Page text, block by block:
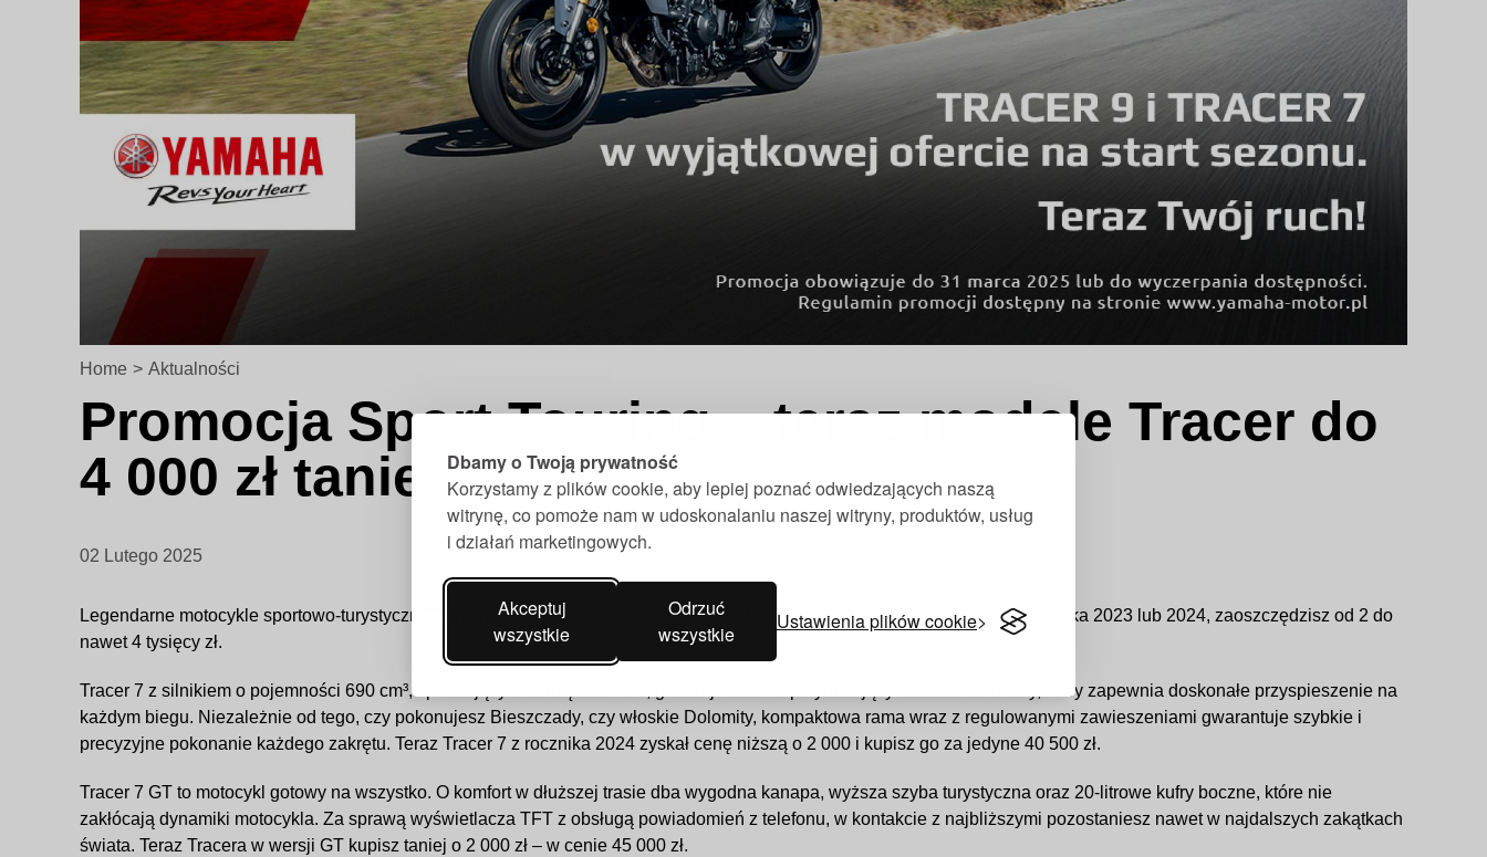
Dbamy o Twoją prywatność
Korzystamy z plików cookie, aby lepiej poznać odwiedzających naszą
witrynę, co pomoże nam w udoskonalaniu naszej witryny, produktów, usług
i działań marketingowych.
Akceptuj
wszystkie
Odrzuć
wszystkie
Ustawienia plików cookie
Home > Aktualności
Promocja Sport Touring – teraz modele Tracer do
4 000 zł taniej
02 Lutego 2025
Legendarne motocykle sportowo-turystyczne Yamahy tylko czekają na Twój ruch. Do końca marca, wybierając Tracera z rocznika 2023 lub 2024, zaoszczędzisz od 2 do
nawet 4 tysięcy zł.
Tracer 7 z silnikiem o pojemności 690 cm³, spełniającym normę EURO 5, generuje liniowo przyrastający moment obrotowy, który zapewnia doskonałe przyspieszenie na
każdym biegu. Niezależnie od tego, czy pokonujesz Bieszczady, czy włoskie Dolomity, kompaktowa rama wraz z regulowanymi zawieszeniami gwarantuje szybkie i
precyzyjne pokonanie każdego zakrętu. Teraz Tracer 7 z rocznika 2024 zyskał cenę niższą o 2 000 i kupisz go za jedyne 40 500 zł.
Tracer 7 GT to motocykl gotowy na wszystko. O komfort w dłuższej trasie dba wygodna kanapa, wyższa szyba turystyczna oraz 20-litrowe kufry boczne, które nie
zakłócają dynamiki motocykla. Za sprawą wyświetlacza TFT z obsługą powiadomień z telefonu, w kontakcie z najbliższymi pozostaniesz nawet w najdalszych zakątkach
świata. Teraz Tracera w wersji GT kupisz taniej o 2 000 zł – w cenie 45 000 zł.